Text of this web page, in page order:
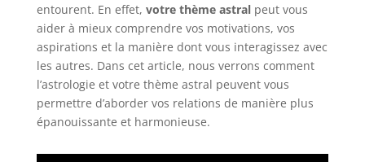
entourent. En effet, votre thème astralpeut vous
aider à mieux comprendre vos motivations, vos
aspirations et la manière dont vous interagissez avec
les autres. Dans cet article, nous verrons comment
l’astrologie et votre thème astral peuvent vous
permettre d’aborder vos relations de manière plus
épanouissante et harmonieuse.